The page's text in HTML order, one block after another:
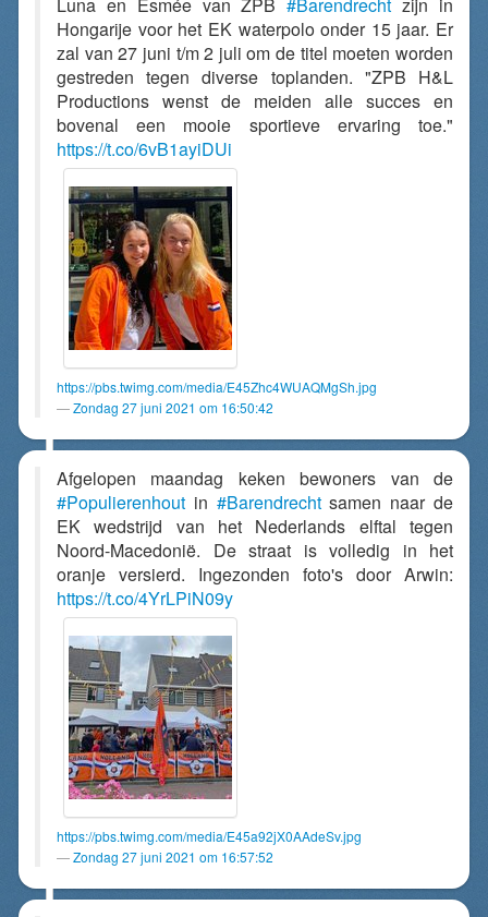
Hongarije voor het EK waterpolo onder 15 jaar. Er
zal van 27 juni t/m 2 juli om de titel moeten worden
gestreden tegen diverse toplanden. "ZPB H&L
Productions wenst de meiden alle succes en
bovenal een mooie sportieve ervaring toe."
https://t.co/6vB1ayiDUi
https://pbs.twimg.com/media/E45Zhc4WUAQMgSh.jpg
Zondag 27 juni 2021 om 16:50:42
Afgelopen maandag keken bewoners van de
#Populierenhout in #Barendrechtsamen naar de
EK wedstrijd van het Nederlands elftal tegen
Noord-Macedonië. De straat is volledig in het
oranje versierd. Ingezonden foto's door Arwin:
https://t.co/4YrLPiN09y
https://pbs.twimg.com/media/E45a92jX0AAdeSv.jpg
Zondag 27 juni 2021 om 16:57:52